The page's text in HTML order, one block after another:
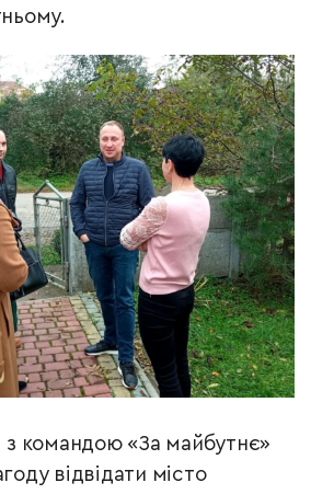
з командою «За майбутнє»
відвідати місто